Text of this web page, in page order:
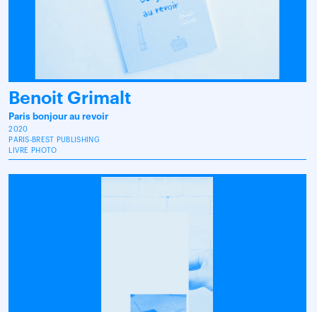
Benoit Grimalt
Paris bonjour au revoir
2020
PARIS-BREST PUBLISHING
LIVRE PHOTO